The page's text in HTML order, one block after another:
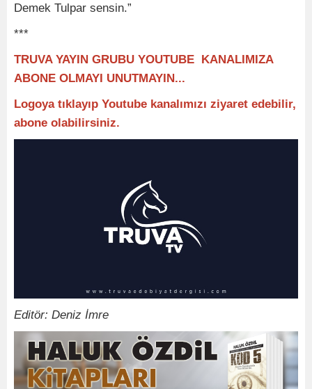
Demek Tulpar sensin.”
***
TRUVA YAYIN GRUBU YOUTUBE KANALIMIZA
ABONE OLMAYI UNUTMAYIN...
Logoya tıklayıp Youtube kanalımızı ziyaret edebilir,
abone olabilirsiniz.
Editör: Deniz İmre